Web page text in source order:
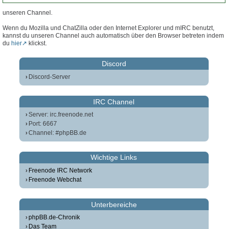
unseren Channel.
Wenn du Mozilla und ChatZilla oder den Internet Explorer und mIRC benutzt,
kannst du unseren Channel auch automatisch über den Browser betreten indem
du hier klickst.
Discord
Discord-Server
IRC Channel
Server: irc.freenode.net
Port: 6667
Channel: #phpBB.de
Wichtige Links
Freenode IRC Network
Freenode Webchat
Unterbereiche
phpBB.de-Chronik
Das Team